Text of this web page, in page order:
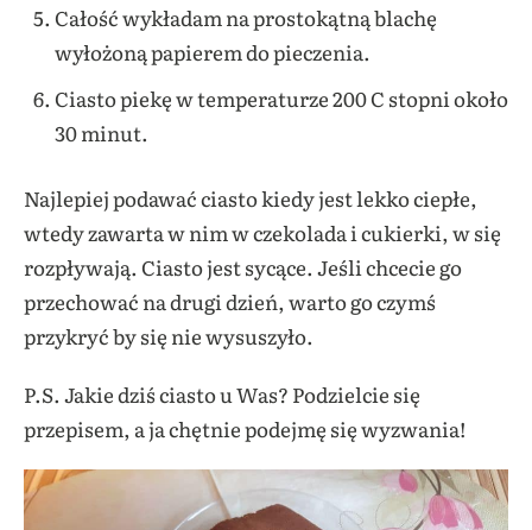
Całość wykładam na prostokątną blachę
wyłożoną papierem do pieczenia.
Ciasto piekę w temperaturze 200 C stopni około
30 minut.
Najlepiej podawać ciasto kiedy jest lekko ciepłe,
wtedy zawarta w nim w czekolada i cukierki, w się
rozpływają. Ciasto jest sycące. Jeśli chcecie go
przechować na drugi dzień, warto go czymś
przykryć by się nie wysuszyło.
P.S. Jakie dziś ciasto u Was? Podzielcie się
przepisem, a ja chętnie podejmę się wyzwania!